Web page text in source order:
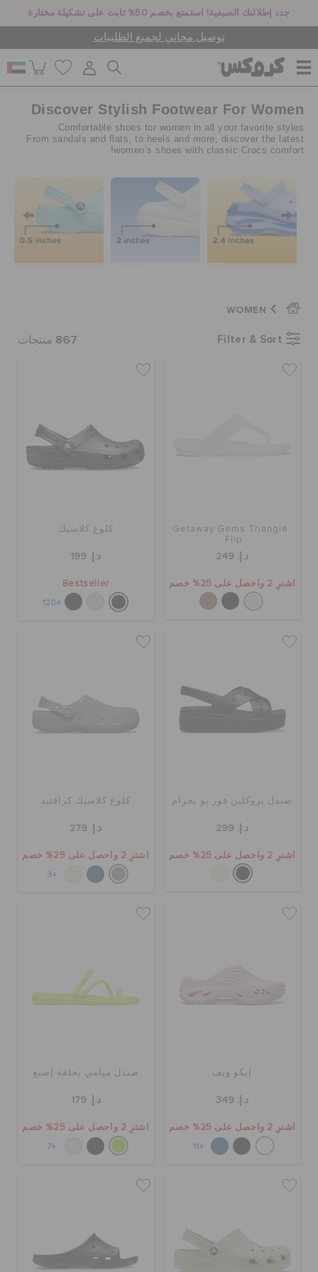
جدد إطلالتك الصيفية! استمتع بخصم 50% ثابت على تشكيلة مختارة
توصيل مجاني لجميع الطلبيات
للنساء
أطفال
جيبيتز تشارمز
كروكس لمكان العمل
الحقائب
قائمة الامنيات
تحديد موقع المتجر
حالة الطلبية
الطلبيات المرتجعة
Discover Stylish Footwear For Women
Comfortable shoes for women in all your favorite styles.
From sandals and flats, to heels and more, discover the latest
women’s shoes with classic Crocs comfort!
WOMEN
Filter & Sort
867 منتجات
Getaway Gems Triangle
Flip
د.إ. 249
اشترِ 2 واحصل على 25% خصم
كلوغ كلاسيك
د.إ. 199
Bestseller
+120
صندل بروكلين فور يو بحزام
د.إ. 299
اشترِ 2 واحصل على 25% خصم
كلوغ كلاسيك كرافتيد
د.إ. 279
اشترِ 2 واحصل على 25% خصم
+3
إيكو ويف
د.إ. 349
اشترِ 2 واحصل على 25% خصم
+11
صندل ميامي بحلقة إصبع
د.إ. 179
اشترِ 2 واحصل على 25% خصم
+7